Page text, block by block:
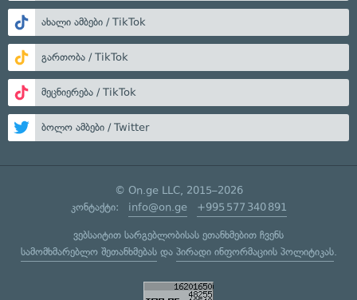
ახალი ამბები / TikTok
გართობა / TikTok
მეცნიერება / TikTok
ბოლო ამბები / Twitter
© On.ge LLC, 2015–2026
კონტაქტი: info@on.ge +995 577 340 891
ვებსაიტით სარგებლობისას ეთანხმებით ჩვენს
სამომხმარებლო შეთანხმებასდა პირადი ინფორმაციის პოლიტიკას.